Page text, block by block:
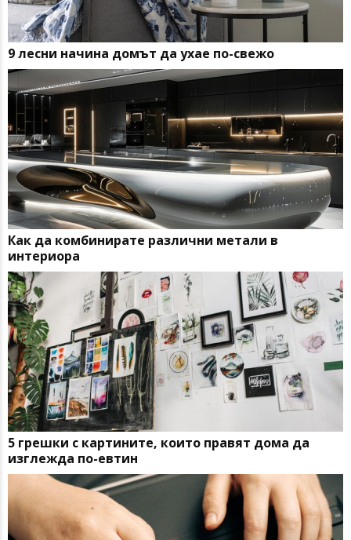
9 лесни начина домът да ухае по-свежо
Как да комбинирате различни метали в
интериора
5 грешки с картините, които правят дома да
изглежда по-евтин